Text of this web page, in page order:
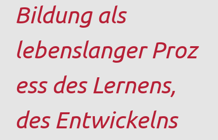
Bildung als
lebenslanger Proz
ess des Lernens,
des Entwickelns